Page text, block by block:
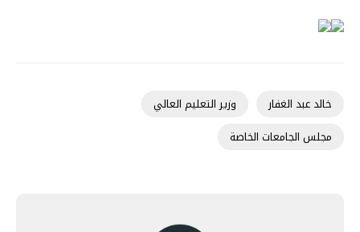
خالد عبد الغفار
وزير التعليم العالي
مجلس الجامعات الخاصة